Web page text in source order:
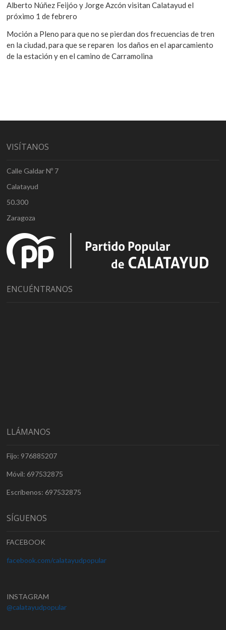
Alberto Núñez Feijóo y Jorge Azcón visitan Calatayud el
próximo 1 de febrero
Moción a Pleno para que no se pierdan dos frecuencias de tren
en la ciudad, para que se reparen los daños en el aparcamiento
de la estación y en el camino de Carramolina
VISÍTANOS
Calle Galdar Nº 7
Calatayud
50.300
Zaragoza
ENCUÉNTRANOS
LLÁMANOS
Fijo: 976885207
Móvil: 697532875
Escríbenos: 697532875
SÍGUENOS
FACEBOOK
facebook.com/calatayudpopular
INSTAGRAM
@calatayudpopular